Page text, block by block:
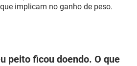
implicam no ganho de peso.
peito ficou doendo. O que